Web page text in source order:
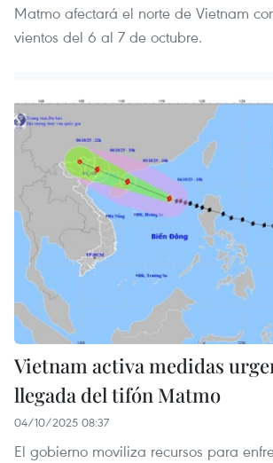
Matmo afectará el norte de Vietnam
vientos del 6 al 7 de octubre.
Vietnam activa medidas
llegada del tifón Matmo
04/10/2025 08:37
El gobierno moviliza recursos para